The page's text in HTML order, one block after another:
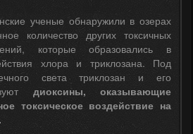
ученые обнаружили в озерах
количество других токсичных
которые образовались в
хлора и триклозана. Под
света триклозан и его
диоксины, оказывающие
токсическое воздействие на